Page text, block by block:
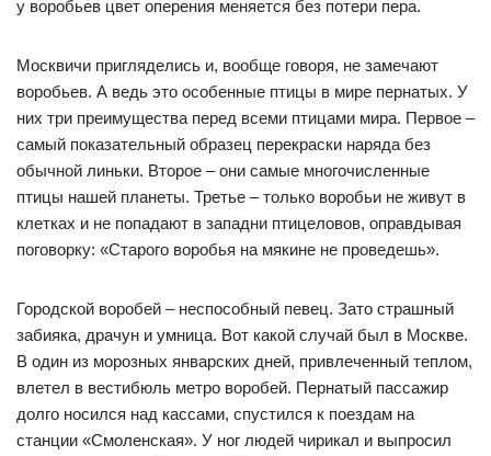
у воробьев цвет оперения меняется без потери пера.
Москвичи пригляделись и, вообще говоря, не замечают
воробьев. А ведь это особенные птицы в мире пернатых. У
них три преимущества перед всеми птицами мира. Первое –
самый показательный образец перекраски наряда без
обычной линьки. Второе – они самые многочисленные
птицы нашей планеты. Третье – только воробьи не живут в
клетках и не попадают в западни птицеловов, оправдывая
поговорку: «Старого воробья на мякине не проведешь».
Городской воробей – неспособный певец. Зато страшный
забияка, драчун и умница. Вот какой случай был в Москве.
В один из морозных январских дней, привлеченный теплом,
влетел в вестибюль метро воробей. Пернатый пассажир
долго носился над кассами, спустился к поездам на
станции «Смоленская». У ног людей чирикал и выпросил